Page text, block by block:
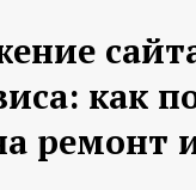
как
ремонт